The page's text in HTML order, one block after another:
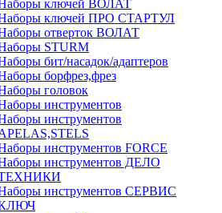
ключей ВОЛАТ
ключей ПРО СТАРТУЛ
отверток ВОЛАТ
STURM
бит/насадок/адаптеров
борфрез,фрез
головок
инструментов
инструментов
инструментов FORCE
инструментов ДЕЛО
инструментов СЕРВИС